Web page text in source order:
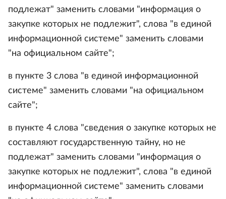
подлежат" заменить словами "информация о
закупке которых не подлежит", слова "в единой
информационной системе" заменить словами
"на официальном сайте";
в пункте 3 слова "в единой информационной
системе" заменить словами "на официальном
сайте";
в пункте 4 слова "сведения о закупке которых не
составляют государственную тайну, но не
подлежат" заменить словами "информация о
закупке которых не подлежит", слова "в единой
информационной системе" заменить словами